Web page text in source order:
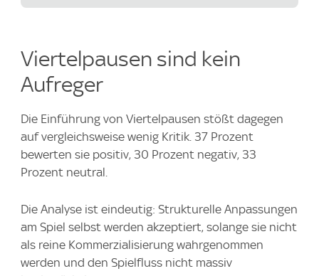
Viertelpausen sind kein
Aufreger
Die Einführung von Viertelpausen stößt dagegen
auf vergleichsweise wenig Kritik. 37 Prozent
bewerten sie positiv, 30 Prozent negativ, 33
Prozent neutral.
Die Analyse ist eindeutig: Strukturelle Anpassungen
am Spiel selbst werden akzeptiert, solange sie nicht
als reine Kommerzialisierung wahrgenommen
werden und den Spielfluss nicht massiv